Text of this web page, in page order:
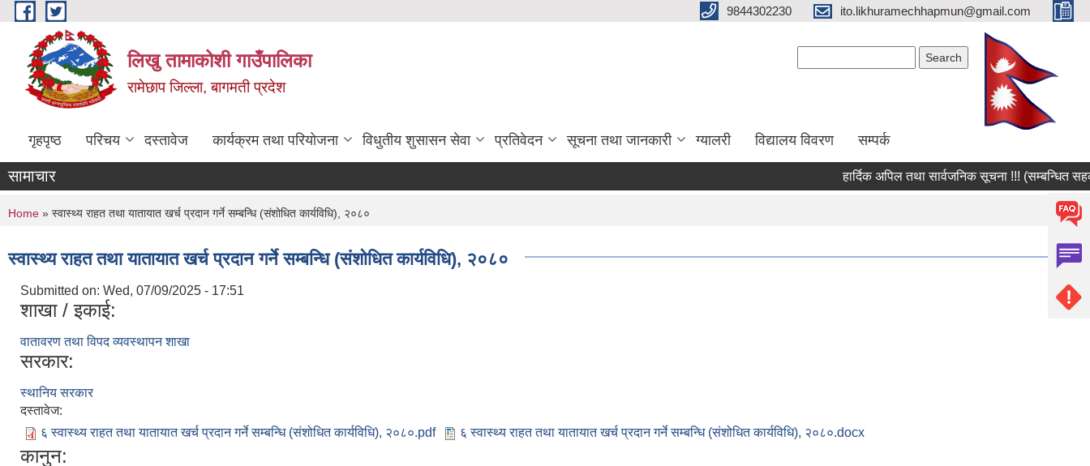
Skip to main content 9844302230 ito.likhuramechhapmun@gmail.com
लिखु तामाकोशी गाउँपालिका
रामेछाप जिल्ला, बागमती प्रदेश
गृहपृष्ठ परिचय दस्तावेज कार्यक्रम तथा परियोजना विधुतीय शुसासन सेवा प्रतिवेदन सूचना तथा जानकारी ग्यालरी विद्यालय विवरण सम्पर्क
सामाचार हार्दिक अपिल तथा सार्वजनिक सूचना !!! (सम्बन्धित
You are here
Home » स्वास्थ्य राहत तथा यातायात खर्च प्रदान गर्ने सम्बन्धि (संशोधित कार्यविधि), २०८०
स्वास्थ्य राहत तथा यातायात खर्च प्रदान गर्ने सम्बन्धि (संशोधित कार्यविधि), २०८०
Submitted on: Wed, 07/09/2025 - 17:51
शाखा / इकाई:
वातावरण तथा विपद व्यवस्थापन शाखा
सरकार:
स्थानिय सरकार
दस्तावेज:
६ स्वास्थ्य राहत तथा यातायात खर्च प्रदान गर्ने सम्बन्धि (संशोधित कार्यविधि), २०८०.pdf
६ स्वास्थ्य राहत तथा यातायात खर्च प्रदान गर्ने सम्बन्धि (संशोधित कार्यविधि), २०८०.docx
कानुन: